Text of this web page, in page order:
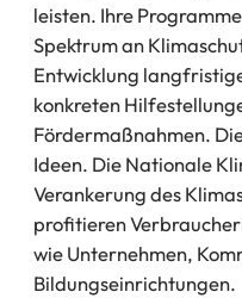
leisten. Ihre
Spektrum an
Entwicklung
konkreten
Fördermaßnahmen.
Ideen. Die Nationale
Verankerung des
profitieren
wie Unternehmen,
Bildungseinrichtungen.